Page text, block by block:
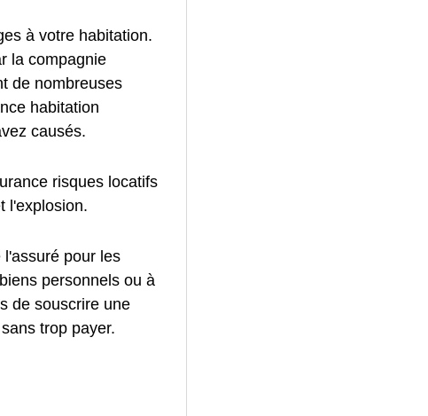
à votre habitation.
la compagnie
de nombreuses
habitation
causés.
risques locatifs
l'explosion.
pour les
personnels ou à
de souscrire une
trop payer.